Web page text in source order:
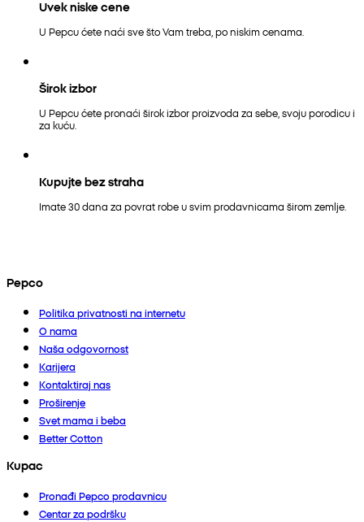
Uvek niske cene
U Pepcu ćete naći sve što Vam treba, po niskim cenama.
Širok izbor
U Pepcu ćete pronaći širok izbor proizvoda za sebe, svoju porodicu i
za kuću.
Kupujte bez straha
Imate 30 dana za povrat robe u svim prodavnicama širom zemlje.
Pepco
Politika privatnosti na internetu
O nama
Naša odgovornost
Karijera
Kontaktiraj nas
Proširenje
Svet mama i beba
Better Cotton
Kupac
Pronađi Pepco prodavnicu
Centar za podršku